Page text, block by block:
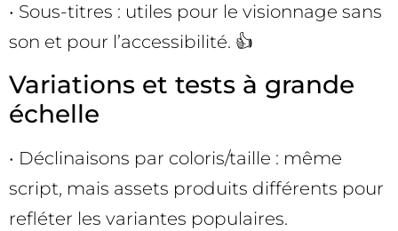
• Sous-titres : utiles pour le visionnage sans
son et pour l’accessibilité. 👍
Variations et tests à grande
échelle
• Déclinaisons par coloris/taille : même
script, mais assets produits différents pour
refléter les variantes populaires.